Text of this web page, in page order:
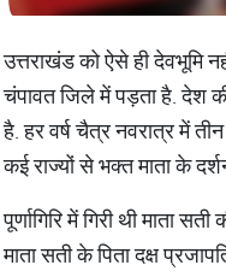
उत्तराखंड को ऐसे ही देवभूमि
चंपावत जिले में पड़ता है. देश
है. हर वर्ष चैत्र नवरात्र में
कई राज्यों से भक्त माता के
पूर्णागिरि में गिरी थी माता
माता सती के पिता दक्ष